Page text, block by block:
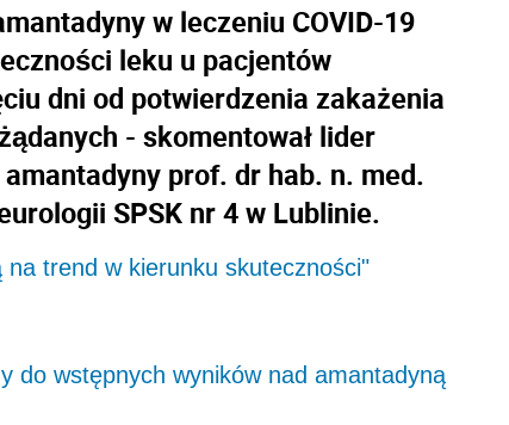
w leczeniu COVID-19
leku u pacjentów
dni od potwierdzenia zakażenia
- skomentował lider
prof. dr hab. n. med.
SPSK nr 4 w Lublinie.
trend w kierunku skuteczności"
do wstępnych wyników nad amantadyną